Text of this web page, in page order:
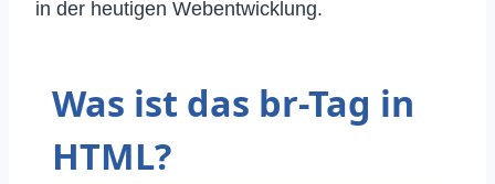
in der heutigen Webentwicklung.
Was ist das br-Tag in
HTML?